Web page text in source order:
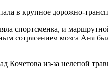
в крупное дорожно-
спортсменка, и
сотрясением мозга Аня
из-за нелепой